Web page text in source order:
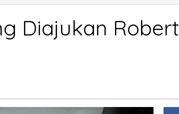
Diajukan Robert